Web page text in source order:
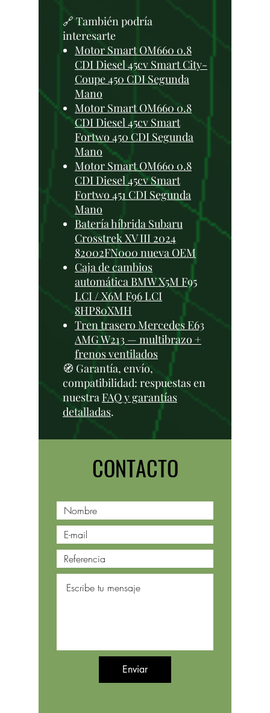
🔗 También podría
interesarte
Motor Smart OM660 0.8
CDI Diesel 45cv Smart City-
Coupe 450 CDI Segunda
Mano
Motor Smart OM660 0.8
CDI Diesel 45cv Smart
Fortwo 450 CDI Segunda
Mano
Motor Smart OM660 0.8
CDI Diesel 45cv Smart
Fortwo 451 CDI Segunda
Mano
Batería híbrida Subaru
Crosstrek XV III 2024
82002FN000 nueva OEM
Caja de cambios
automática BMW X5M F95
LCI / X6M F96 LCI
8HP80XMH
Tren trasero Mercedes E63
AMG W213 — multibrazo +
frenos ventilados
🧭 Garantía, envío,
compatibilidad: respuestas en
nuestra FAQ y garantías
detalladas.
CONTACTO
Enviar